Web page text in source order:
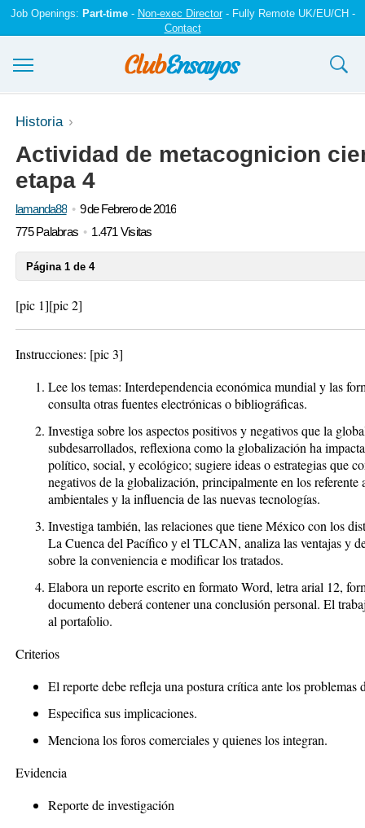
Job Openings: Part-time- Non-exec Director- Fully Remote UK/EU/CH -
Contact
Ensayos y trabajos
Registrarse
Iniciar sesión
Historia
Actividad de metacognicion
etapa 4
lamanda88
9 de Febrero de 2016
775 Palabras
1.471 Visitas
Página 1 de 4
[pic 1][pic 2]
Instrucciones: [pic 3]
Lee los temas: Interdependencia económica mundial y las
consulta otras fuentes electrónicas o bibliográficas.
Investiga sobre los aspectos positivos y negativos que la
subdesarrollados, reflexiona como la globalización ha
político, social, y ecológico; sugiere ideas o estrategias que
negativos de la globalización, principalmente en los
ambientales y la influencia de las nuevas tecnologías.
Investiga también, las relaciones que tiene México con los
La Cuenca del Pacífico y el TLCAN, analiza las ventajas y
sobre la conveniencia e modificar los tratados.
Elabora un reporte escrito en formato Word, letra arial 12,
documento deberá contener una conclusión personal. El
al portafolio.
Criterios
El reporte debe refleja una postura crítica ante los problemas
Especifica sus implicaciones.
Menciona los foros comerciales y quienes los integran.
Evidencia
Reporte de investigación